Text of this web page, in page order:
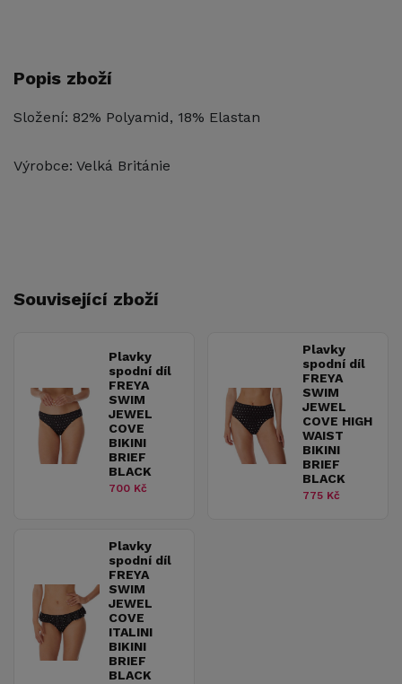
Popis zboží
Složení: 82% Polyamid, 18% Elastan
Výrobce: Velká Británie
Související zboží
Plavky
spodní díl
FREYA
SWIM
JEWEL
COVE
BIKINI
BRIEF
BLACK
700 Kč
Plavky
spodní díl
FREYA
SWIM
JEWEL
COVE HIGH
WAIST
BIKINI
BRIEF
BLACK
775 Kč
Plavky
spodní díl
FREYA
SWIM
JEWEL
COVE
ITALINI
BIKINI
BRIEF
BLACK